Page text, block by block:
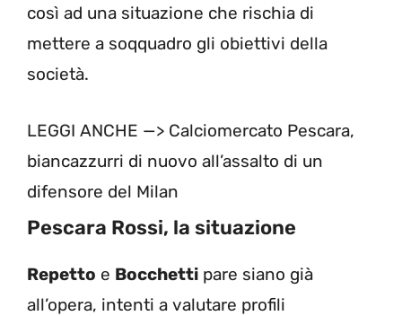
così ad una situazione che rischia di
mettere a soqquadro gli obiettivi della
società.
LEGGI ANCHE —> Calciomercato Pescara,
biancazzurri di nuovo all’assalto di un
difensore del Milan
Pescara Rossi, la situazione
Repetto e Bocchetti pare siano già
all’opera, intenti a valutare profili